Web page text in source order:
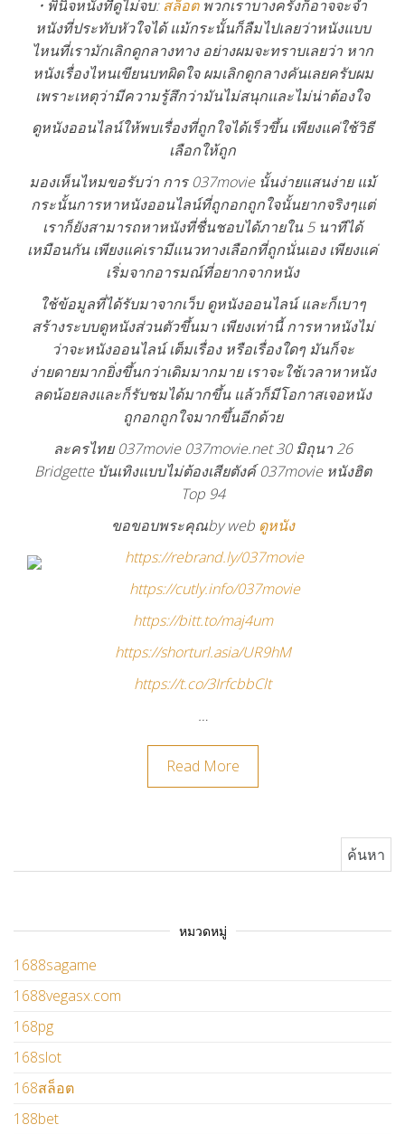
• พินิจหนังที่ดูไม่จบ: สล็อตพวกเราบางครั้งก็อาจจะจำ
หนังที่ประทับหัวใจได้ แม้กระนั้นก็ลืมไปเลยว่าหนังแบบ
ไหนที่เรามักเลิกดูกลางทาง อย่างผมจะทราบเลยว่า หาก
หนังเรื่องไหนเขียนบทผิดใจ ผมเลิกดูกลางคันเลยครับผม
เพราะเหตุว่ามีความรู้สึกว่ามันไม่สนุกและไม่น่าต้องใจ
ดูหนังออนไลน์ให้พบเรื่องที่ถูกใจได้เร็วขึ้น เพียงแค่ใช้วิธี
เลือกให้ถูก
มองเห็นไหมขอรับว่า การ 037movie นั้นง่ายแสนง่าย แม้
กระนั้นการหาหนังออนไลน์ที่ถูกอกถูกใจนั้นยากจริงๆแต่
เราก็ยังสามารถหาหนังที่ชื่นชอบได้ภายใน 5 นาทีได้
เหมือนกัน เพียงแค่เรามีแนวทางเลือกที่ถูกนั่นเอง เพียงแค่
เริ่มจากอารมณ์ที่อยากจากหนัง
ใช้ข้อมูลที่ได้รับมาจากเว็บ ดูหนังออนไลน์ และก็เบาๆ
สร้างระบบดูหนังส่วนตัวขึ้นมา เพียงเท่านี้ การหาหนังไม่
ว่าจะหนังออนไลน์ เต็มเรื่อง หรือเรื่องใดๆ มันก็จะ
ง่ายดายมากยิ่งขึ้นกว่าเดิมมากมาย เราจะใช้เวลาหาหนัง
ลดน้อยลงและก็รับชมได้มากขึ้น แล้วก็มีโอกาสเจอหนัง
ถูกอกถูกใจมากขึ้นอีกด้วย
ละครไทย 037movie 037movie.net 30 มิถุนา 26
Bridgette บันเทิงแบบไม่ต้องเสียตังค์ 037movie หนังฮิต
Top 94
ขอขอบพระคุณby web ดูหนัง
https://rebrand.ly/037movie
https://cutly.info/037movie
https://bitt.to/maj4um
https://shorturl.asia/UR9hM
https://t.co/3IrfcbbClt
…
Read More
หมวดหมู่
1688sagame
1688vegasx.com
168pg
168slot
168สล็อต
188bet